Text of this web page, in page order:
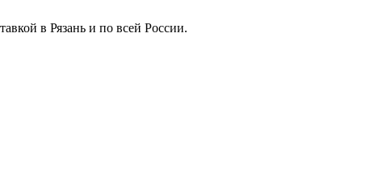
в Рязань и по всей России.